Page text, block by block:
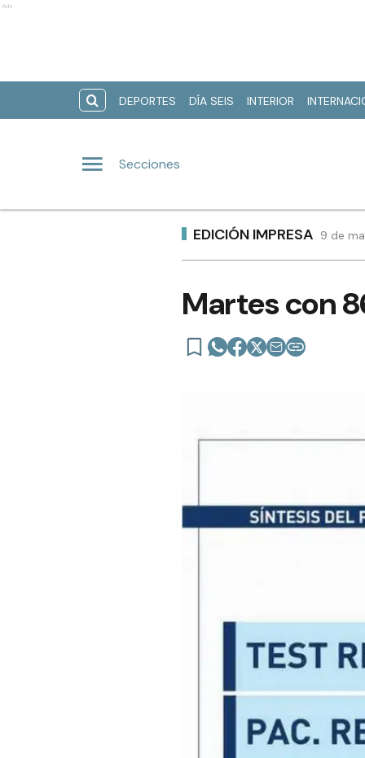
Ads
DEPORTES DÍA SEIS INTERIOR
Secciones
EDICIÓN IMPRESA 9 de
Martes con